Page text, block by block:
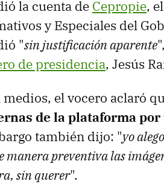
la cuenta de Cepropie,
y Especiales del
"sin justificación aparente",
de presidencia, Jesús
el vocero aclaró
de la plataforma por
también dijo: "yo
manera preventiva las
sin querer".